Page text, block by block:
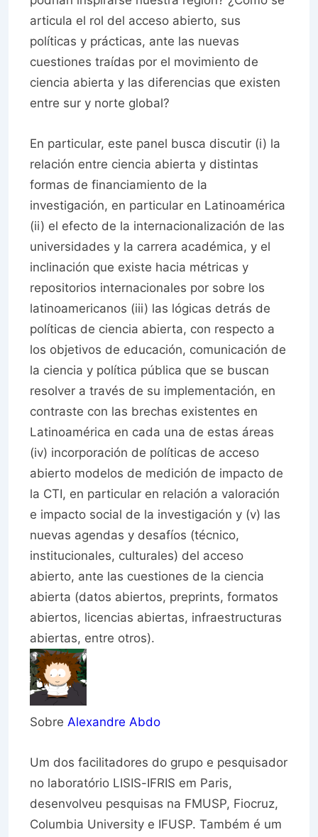
articula el rol del acceso abierto, sus
políticas y prácticas, ante las nuevas
cuestiones traídas por el movimiento de
ciencia abierta y las diferencias que existen
entre sur y norte global?
En particular, este panel busca discutir (i) la
relación entre ciencia abierta y distintas
formas de financiamiento de la
investigación, en particular en Latinoamérica
(ii) el efecto de la internacionalización de las
universidades y la carrera académica, y el
inclinación que existe hacia métricas y
repositorios internacionales por sobre los
latinoamericanos (iii) las lógicas detrás de
políticas de ciencia abierta, con respecto a
los objetivos de educación, comunicación de
la ciencia y política pública que se buscan
resolver a través de su implementación, en
contraste con las brechas existentes en
Latinoamérica en cada una de estas áreas
(iv) incorporación de políticas de acceso
abierto modelos de medición de impacto de
la CTI, en particular en relación a valoración
e impacto social de la investigación y (v) las
nuevas agendas y desafíos (técnico,
institucionales, culturales) del acceso
abierto, ante las cuestiones de la ciencia
abierta (datos abiertos, preprints, formatos
abiertos, licencias abiertas, infraestructuras
abiertas, entre otros).
Sobre Alexandre Abdo
Um dos facilitadores do grupo e pesquisador
no laboratório LISIS-IFRIS em Paris,
desenvolveu pesquisas na FMUSP, Fiocruz,
Columbia University e IFUSP. Também é um